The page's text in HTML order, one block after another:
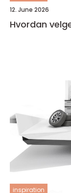
12. June 2026
Hvordan
inspiration